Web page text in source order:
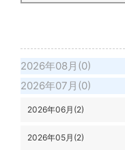
2026年08月(0)
2026年07月(0)
2026年06月(2)
2026年05月(2)